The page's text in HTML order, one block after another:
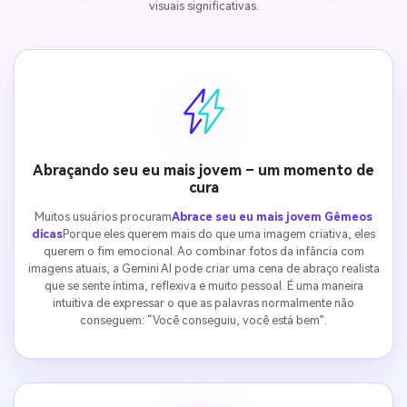
visuais significativas.
Abraçando seu eu mais jovem – um momento de
cura
Muitos usuários procuramAbrace seu eu mais jovem Gêmeos
dicasPorque eles querem mais do que uma imagem criativa, eles
querem o fim emocional. Ao combinar fotos da infância com
imagens atuais, a Gemini AI pode criar uma cena de abraço realista
que se sente íntima, reflexiva e muito pessoal. É uma maneira
intuitiva de expressar o que as palavras normalmente não
conseguem: “Você conseguiu, você está bem”.